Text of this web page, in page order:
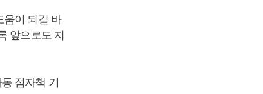
움이 되길 바
앞으로도 지
점자책 기